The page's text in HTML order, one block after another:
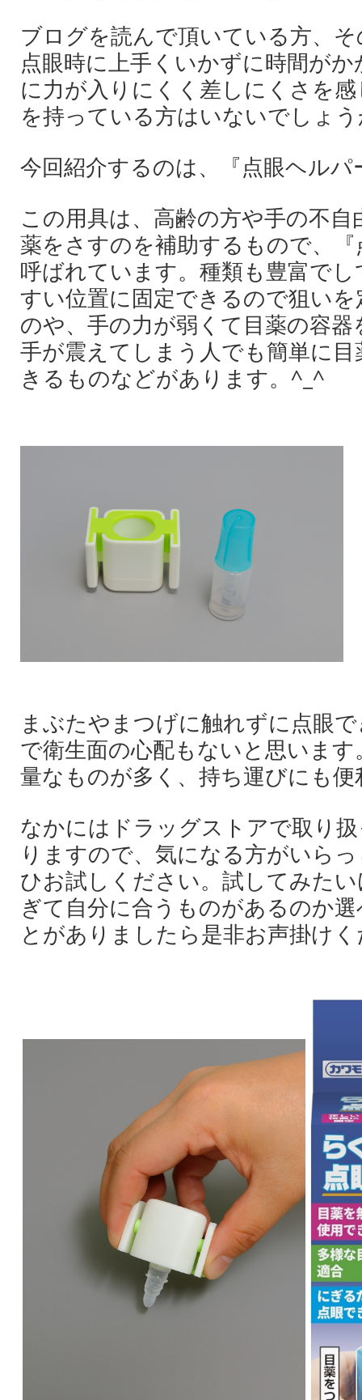
ブログを読んで頂いている方、
点眼時に上手くいかずに時間が
に力が入りにくく差しにくさを
を持っている方はいないでしょ
今回紹介するのは、『点眼ヘルパ
この用具は、高齢の方や手の不
薬をさすのを補助するもので、
呼ばれています。種類も豊富で
すい位置に固定できるので狙い
のや、手の力が弱くて目薬の容
手が震えてしまう人でも簡単に
きるものなどがあります。^_^
まぶたやまつげに触れずに点眼
で衛生面の心配もないと思います
量なものが多く、持ち運びにも
なかにはドラッグストアで取り
りますので、気になる方がいら
ひお試しください。試してみた
ぎて自分に合うものがあるのか
とがありましたら是非お声掛け